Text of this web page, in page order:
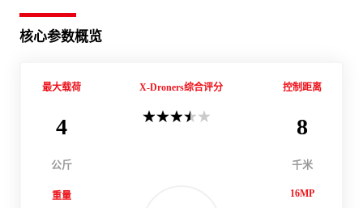
核心参数概览
X-Droners综合评分
最大载荷
4
公斤
控制距离
8
千米
重量 16MP